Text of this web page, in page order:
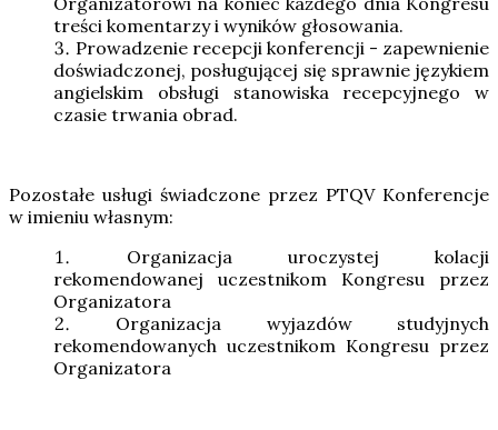
treści komentarzy i wyników głosowania.
Prowadzenie recepcji konferencji - zapewnienie
doświadczonej, posługującej się sprawnie językiem
angielskim obsługi stanowiska recepcyjnego w
czasie trwania obrad.
Pozostałe usługi świadczone przez PTQV Konferencje
w imieniu własnym:
Organizacja uroczystej kolacji
rekomendowanej uczestnikom Kongresu przez
Organizatora
Organizacja wyjazdów studyjnych
rekomendowanych uczestnikom Kongresu przez
Organizatora